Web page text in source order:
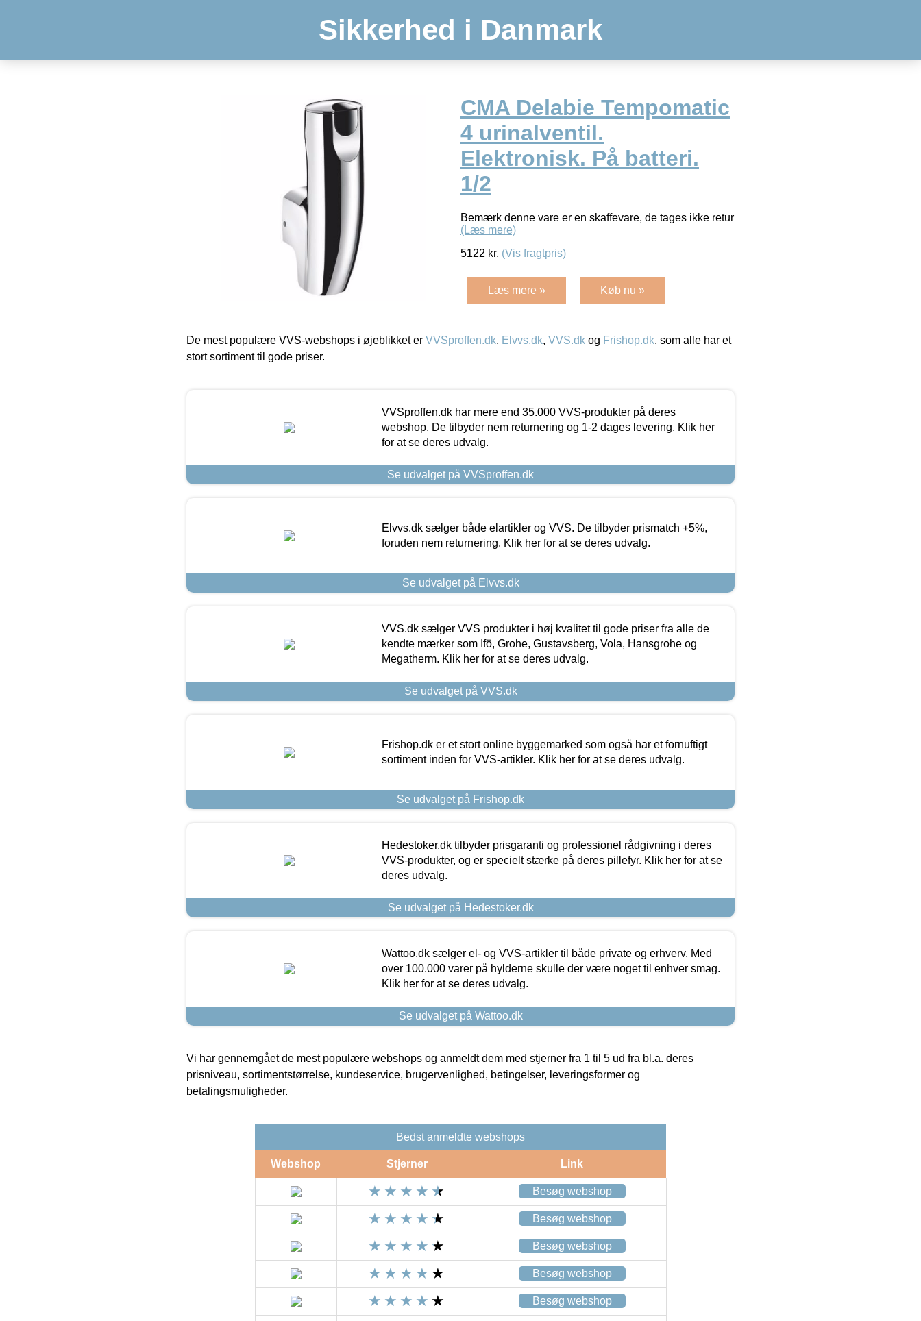
Sikkerhed i Danmark
CMA Delabie Tempomatic
4 urinalventil.
Elektronisk. På batteri.
1/2
Bemærk denne vare er en skaffevare, de tages ikke retur
(Læs mere)
5122 kr. (Vis fragtpris)
Læs mere » Køb nu »
De mest populære VVS-webshops i øjeblikket er VVSproffen.dk, Elvvs.dk, VVS.dk og Frishop.dk, som alle har et
stort sortiment til gode priser.
VVSproffen.dk har mere end 35.000 VVS-produkter på deres
webshop. De tilbyder nem returnering og 1-2 dages levering. Klik her
for at se deres udvalg.
Se udvalget på VVSproffen.dk
Elvvs.dk sælger både elartikler og VVS. De tilbyder prismatch +5%,
foruden nem returnering. Klik her for at se deres udvalg.
Se udvalget på Elvvs.dk
VVS.dk sælger VVS produkter i høj kvalitet til gode priser fra alle de
kendte mærker som Ifö, Grohe, Gustavsberg, Vola, Hansgrohe og
Megatherm. Klik her for at se deres udvalg.
Se udvalget på VVS.dk
Frishop.dk er et stort online byggemarked som også har et fornuftigt
sortiment inden for VVS-artikler. Klik her for at se deres udvalg.
Se udvalget på Frishop.dk
Hedestoker.dk tilbyder prisgaranti og professionel rådgivning i deres
VVS-produkter, og er specielt stærke på deres pillefyr. Klik her for at se
deres udvalg.
Se udvalget på Hedestoker.dk
Wattoo.dk sælger el- og VVS-artikler til både private og erhverv. Med
over 100.000 varer på hylderne skulle der være noget til enhver smag.
Klik her for at se deres udvalg.
Se udvalget på Wattoo.dk
Vi har gennemgået de mest populære webshops og anmeldt dem med stjerner fra 1 til 5 ud fra bl.a. deres
prisniveau, sortimentstørrelse, kundeservice, brugervenlighed, betingelser, leveringsformer og
betalingsmuligheder.
Bedst anmeldte webshops
Webshop Stjerner Link
Besøg webshop
Besøg webshop
Besøg webshop
Besøg webshop
Besøg webshop